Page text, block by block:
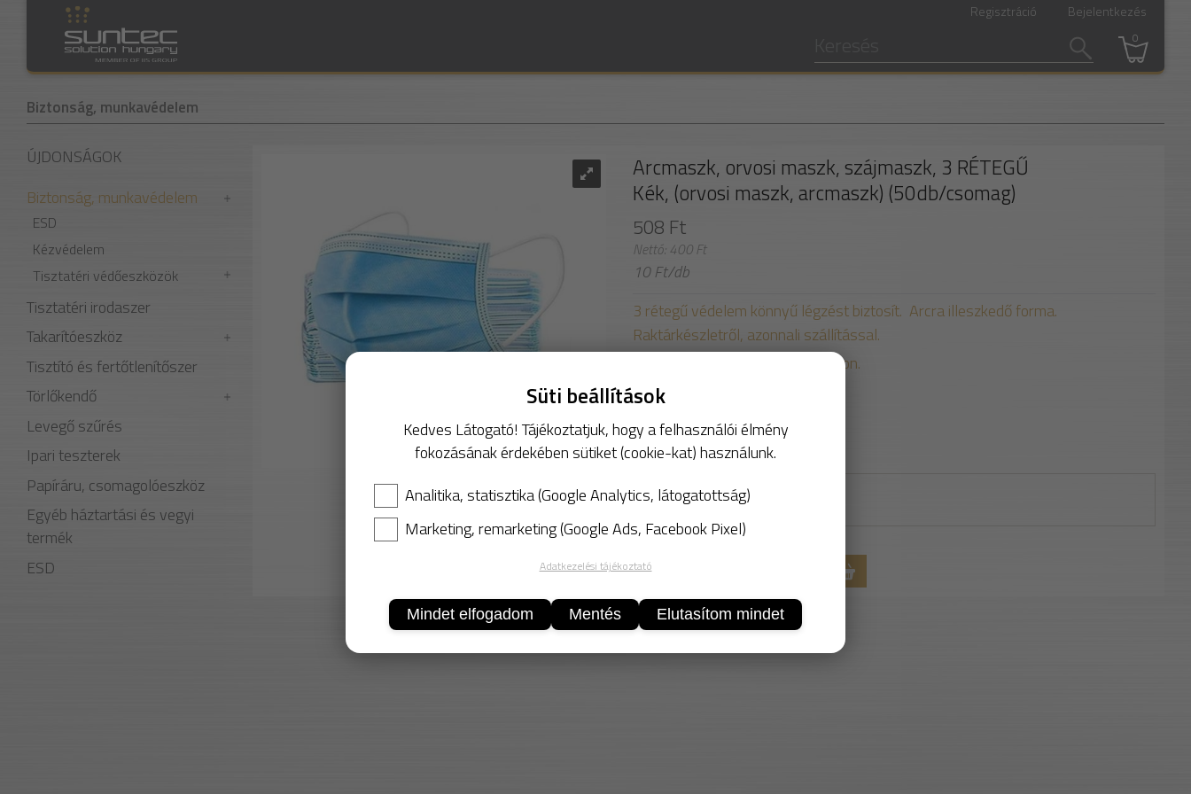
Regisztráció Bejelentkezés
0
Biztonság, munkavédelem
Arcmaszk, orvosi maszk, szájmaszk, 3 RÉTEGŰ
Kék, (orvosi maszk, arcmaszk) (50db/csomag)
508 Ft
Nettó: 400 Ft
10 Ft/db
3 rétegű védelem könnyű légzést biztosít. Arcra illeszkedő forma.
Raktárkészletről, azonnali szállítással.
50 db/csomag, 40 csomag/ karton.
SZÍN
Csomagolás:50 db/Csomag
ÚJDONSÁGOK
Biztonság, munkavédelem
ESD
Kézvédelem
Tisztatéri védőeszközök
Tisztatéri irodaszer
Takarítóeszköz
Tisztító és fertőtlenítőszer
Törlőkendő
Levegő szűrés
Ipari teszterek
Papíráru, csomagolóeszköz
Egyéb háztartási és vegyi
termék
ESD
Süti beállítások
Kedves Látogató! Tájékoztatjuk, hogy a felhasználói élmény
fokozásának érdekében sütiket (cookie-kat) használunk.
Analitika, statisztika (Google Analytics, látogatottság)
Marketing, remarketing (Google Ads, Facebook Pixel)
Adatkezelési tájékoztató
Mindet elfogadom Mentés Elutasítom mindet